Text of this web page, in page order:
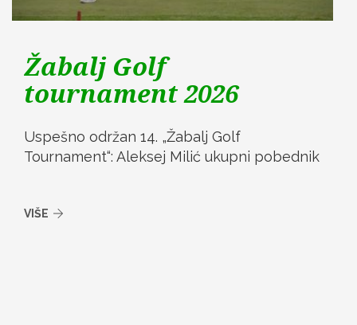
Žabalj Golf
tournament 2026
Uspešno održan 14. „Žabalj Golf
Tournament“: Aleksej Milić ukupni pobednik
VIŠE